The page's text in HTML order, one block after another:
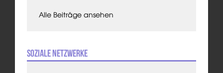
Alle Beiträge ansehen
Soziale Netzwerke